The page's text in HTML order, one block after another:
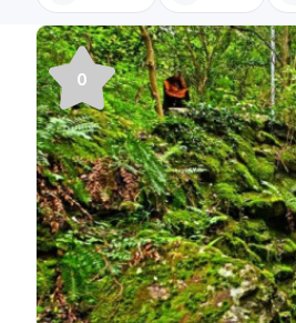
국내여행지
휴게소
전기충전소
식물도감
국내맛집
고수의레시피
음식용어사전
0